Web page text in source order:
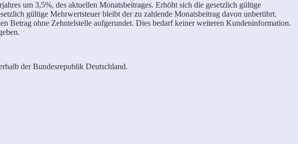
um 3,5%, des aktuellen Monatsbeitrages. Erhöht sich die gesetzlich gültige
gültige Mehrwertsteuer bleibt der zu zahlende Monatsbeitrag davon unberührt.
Betrag ohne Zehntelstelle aufgerundet. Dies bedarf keiner weiteren Kundeninformation.
der Bundesrepublik Deutschland.